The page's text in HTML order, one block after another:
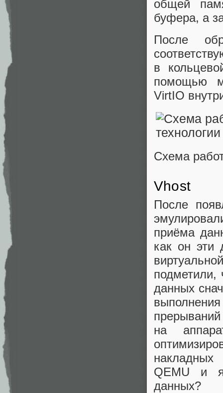
общей
буфера, а
После
в
помощью
VirtIO
Схема
Vhost
После
приёма
как он эти
подметили,
данных
на
QEMU и
данных?